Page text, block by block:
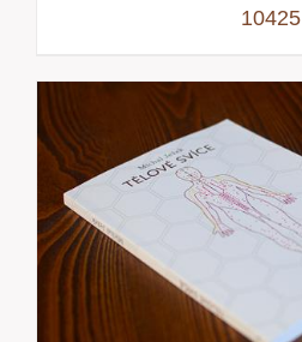
10425